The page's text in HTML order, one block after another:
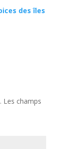
des îles
Les champs